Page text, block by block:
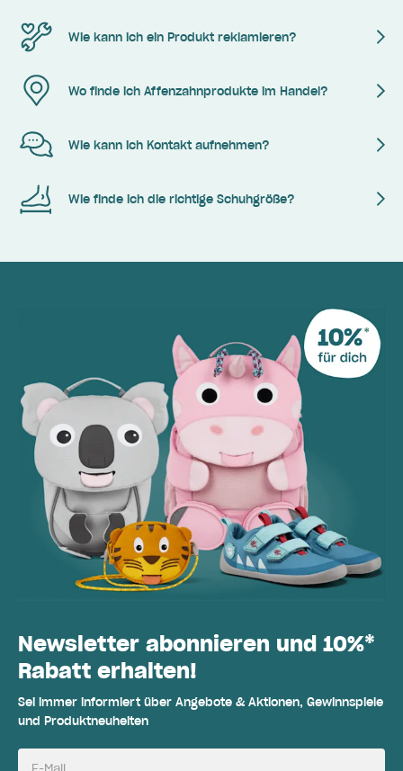
Wie kann ich ein Produkt reklamieren?
Wo finde ich Affenzahnprodukte im Handel?
Wie kann ich Kontakt aufnehmen?
Wie finde ich die richtige Schuhgröße?
Newsletter abonnieren und 10%*
Rabatt erhalten!
Sei immer informiert über Angebote & Aktionen, Gewinnspiele
und Produktneuheiten